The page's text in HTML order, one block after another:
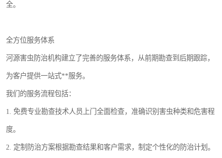
全。
全方位服务体系
河源害虫防治机构建立了完善的服务体系，从前期勘查到后期跟踪，
为客户提供一站式**服务。
我们的服务流程包括：
1. 免费专业勘查技术人员上门全面检查，准确识别害虫种类和危害程
度。
2. 定制防治方案根据勘查结果和客户需求，制定个性化的防治计划。